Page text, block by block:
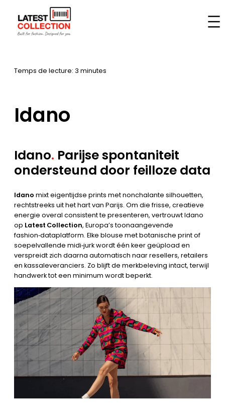
contenu
Accueil –Marques
Temps de lecture: 3 minutes
Idano
Idano. Parijse spontaniteit
ondersteund door feilloze data
Idano mixt eigentijdse prints met nonchalante silhouetten,
rechtstreeks uit het hart van Parijs. Om die frisse, creatieve
energie overal consistent te presenteren, vertrouwt Idano
op Latest Collection, Europa’s toonaangevende
fashion‑dataplatform. Elke blouse met botanische print of
soepelvallende midi‑jurk wordt één keer geüpload en
verspreidt zich daarna automatisch naar resellers, retailers
en kassaleveranciers. Zo blijft de merkbeleving intact, terwijl
handwerk tot een minimum wordt beperkt.